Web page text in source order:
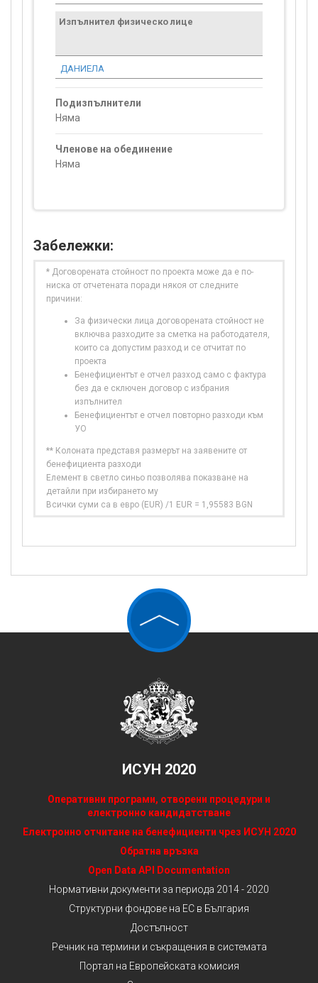
Изпълнител физическо лице
ДАНИЕЛА
Подизпълнители
Няма
Членове на обединение
Няма
Забележки:
* Договорената стойност по проекта може да е по-
ниска от отчетената поради някоя от следните
причини:
За физически лица договорената стойност не
включва разходите за сметка на работодателя,
които са допустим разход и се отчитат по
проекта
Бенефициентът е отчел разход само с фактура
без да е сключен договор с избрания
изпълнител
Бенефициентът е отчел повторно разходи към
УО
** Колоната представя размерът на заявените от
бенефициента разходи
Елемент в светло синьо позволява показване на
детайли при избирането му
Всички суми са в евро (EUR) /1 EUR = 1,95583 BGN
ИСУН 2020
Оперативни програми, отворени процедури и
електронно кандидатстване
Електронно отчитане на бенефициенти чрез ИСУН 2020
Обратна връзка
Open Data API Documentation
Нормативни документи за периода 2014 - 2020
Структурни фондове на ЕС в България
Достъпност
Речник на термини и съкращения в системата
Портал на Европейската комисия